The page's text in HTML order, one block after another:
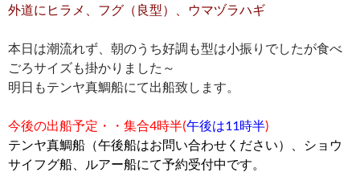
外道にヒラメ、フグ（良型）、ウマヅラハギ
本日は潮流れず、朝のうち好調も型は小振りでしたが食べ
ごろサイズも掛かりました～
明日もテンヤ真鯛船にて出船致します。
今後の出船予定・・ 集合4時半(午後は11時半)
テンヤ真鯛船（午後船はお問い合わせください）、ショウ
サイフグ船、ルアー船にて予約受付中です。